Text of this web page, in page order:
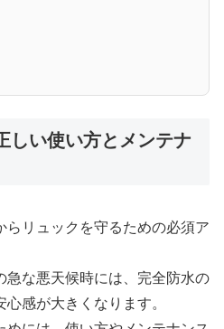
しい使い方とメンテナ
らリュックを守るための必須ア
急な悪天候時には、完全防水の
感が大きくなります。